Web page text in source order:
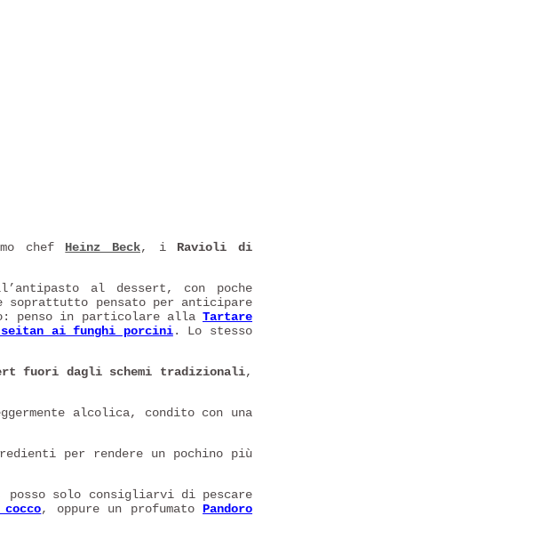
chef Heinz Beck, i Ravioli di
al dessert, con poche
pensato per anticipare
penso in particolare alla Tartare
seitan ai funghi porcini. Lo stesso
fuori dagli schemi tradizionali,
alcolica, condito con una
per rendere un pochino più
solo consigliarvi di pescare
, oppure un profumato Pandoro